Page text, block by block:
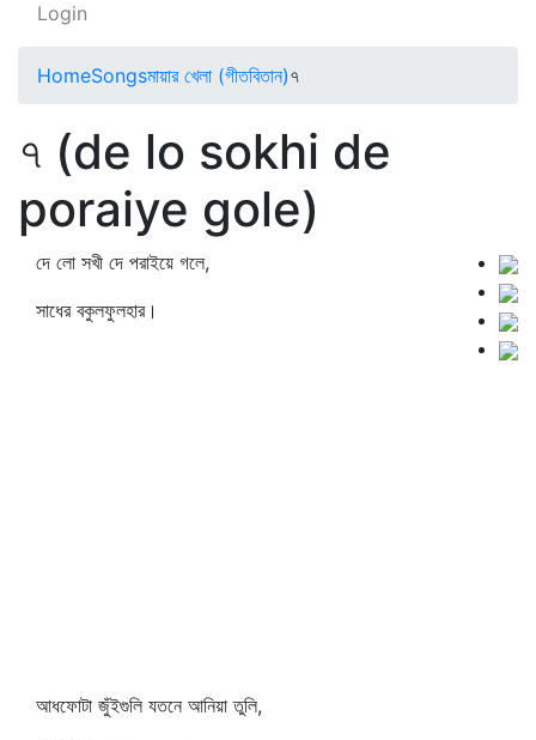
Login
HomeSongsমায়ার খেলা (গীতবিতান)৭
৭ (de lo sokhi de
poraiye gole)
দে লো সখী দে পরাইয়ে গলে,
সাধের বকুলফুলহার।
আধফোটা জুঁইগুলি যতনে আনিয়া তুলি,